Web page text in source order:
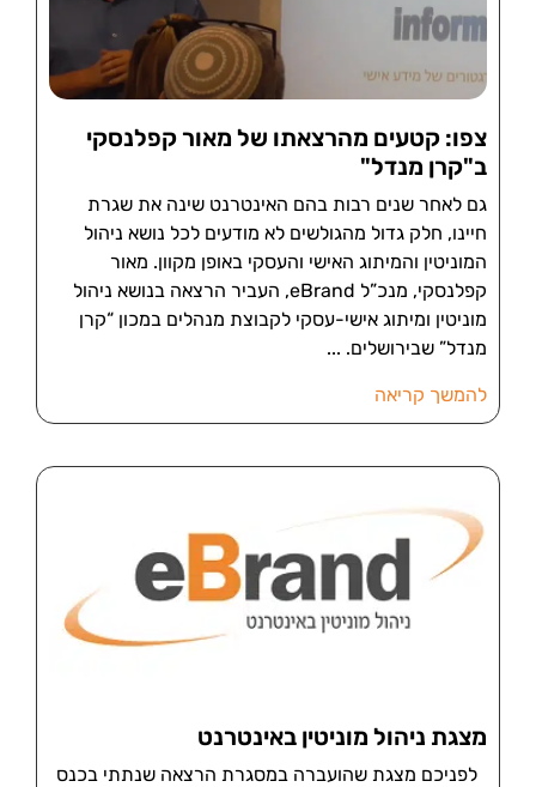
צפו: קטעים מהרצאתו של מאור קפלנסקי
ב"קרן מנדל"
גם לאחר שנים רבות בהם האינטרנט שינה את שגרת
חיינו, חלק גדול מהגולשים לא מודעים לכל נושא ניהול
המוניטין והמיתוג האישי והעסקי באופן מקוון. מאור
קפלנסקי, מנכ”ל eBrand, העביר הרצאה בנושא ניהול
מוניטין ומיתוג אישי-עסקי לקבוצת מנהלים במכון “קרן
מנדל” שבירושלים.
להמשך קריאה
מצגת ניהול מוניטין באינטרנט
לפניכם מצגת שהועברה במסגרת הרצאה שנתתי בכנס